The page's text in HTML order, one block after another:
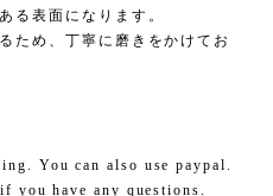
る表面になります。
ため、丁寧に磨きをかけてお
You can also use paypal.
you have any questions.